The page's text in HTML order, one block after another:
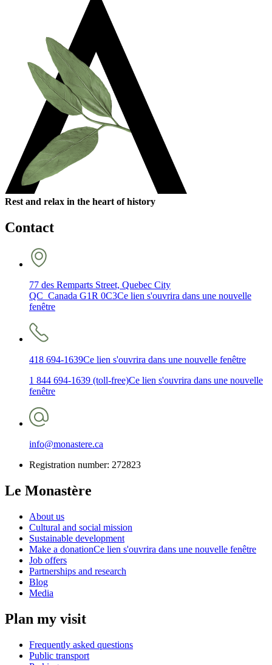
Rest and relax in the heart of history
Contact
77 des Remparts Street, Quebec City
QC Canada G1R 0C3Ce lien s'ouvrira dans une nouvelle
fenêtre
418 694-1639Ce lien s'ouvrira dans une nouvelle fenêtre
1 844 694-1639 (toll-free)Ce lien s'ouvrira dans une nouvelle
fenêtre
info@monastere.ca
Registration number: 272823
Le Monastère
About us
Cultural and social mission
Sustainable development
Make a donationCe lien s'ouvrira dans une nouvelle fenêtre
Job offers
Partnerships and research
Blog
Media
Plan my visit
Frequently asked questions
Public transport